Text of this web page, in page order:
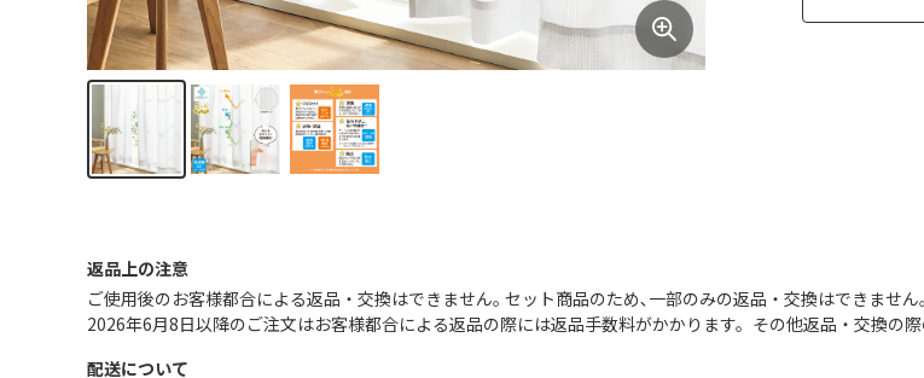
返品上の注意
ご使用後のお客様都合による返品・交換はできません｡ セット商品のため､一部のみの返品・交換はできません｡
2026年6月8日以降のご注文はお客様都合による返品の際には返品手数料がかかります。その他返品・交換の
配送について